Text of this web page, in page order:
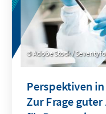
Adobe Stock /
Perspektiven
Zur Frage